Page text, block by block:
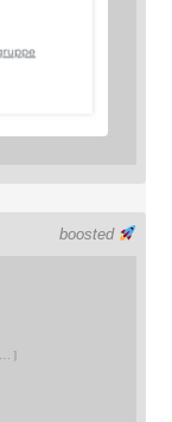
boosted